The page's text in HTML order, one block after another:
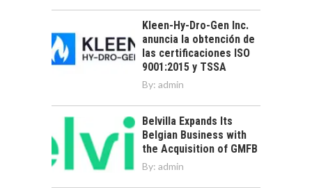
Kleen-Hy-Dro-Gen Inc.
anuncia la obtención de
las certificaciones ISO
9001:2015 y TSSA
By: admin
Belvilla Expands Its
Belgian Business with
the Acquisition of GMFB
By: admin